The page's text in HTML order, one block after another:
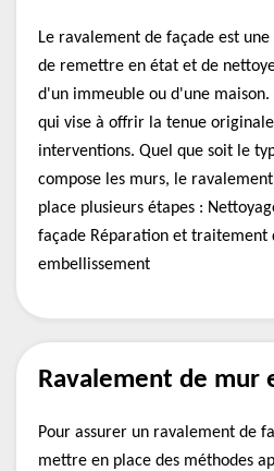
Le ravalement de façade est
de remettre en état et de
d'un immeuble ou d'une maison.
qui vise à offrir la tenue
interventions. Quel que soit le
compose les murs, le
place plusieurs étapes :
façade Réparation et traitement
embellissement
Ravalement de mur
Pour assurer un ravalement de
mettre en place des méthodes